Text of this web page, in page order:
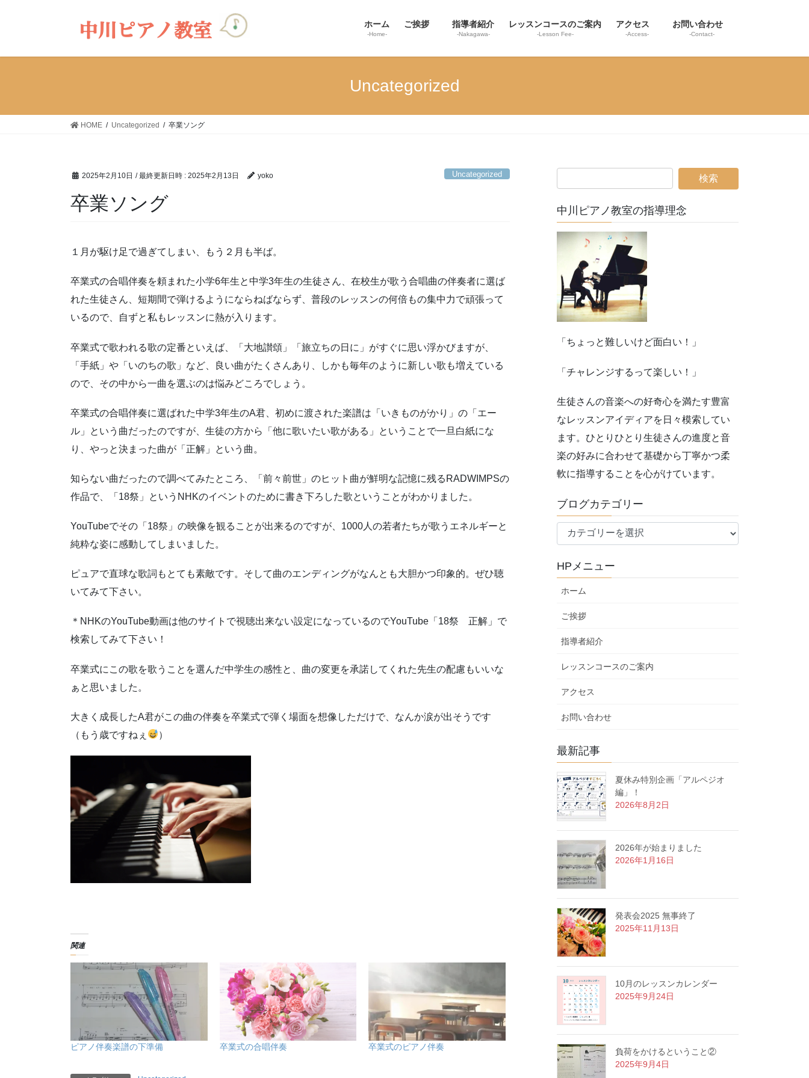
ホーム
-Home-
ご挨拶 指導者紹介
-Nakagawa-
レッスンコースのご案内
-Lesson Fee-
アクセス
-Access-
お問い合わせ
-Contact-
Uncategorized
HOME Uncategorized 卒業ソング
2025年2月10日 / 最終更新日時 : 2025年2月13日 yoko Uncategorized
卒業ソング
１月が駆け足で過ぎてしまい、もう２月も半ば。
卒業式の合唱伴奏を頼まれた小学6年生と中学3年生の生徒さん、在校生が歌う合唱曲の伴奏者に選ば
れた生徒さん、短期間で弾けるようにならねばならず、普段のレッスンの何倍もの集中力で頑張って
いるので、自ずと私もレッスンに熱が入ります。
卒業式で歌われる歌の定番といえば、「大地讃頌」「旅立ちの日に」がすぐに思い浮かびますが、
「手紙」や「いのちの歌」など、良い曲がたくさんあり、しかも毎年のように新しい歌も増えている
ので、その中から一曲を選ぶのは悩みどころでしょう。
卒業式の合唱伴奏に選ばれた中学3年生のA君、初めに渡された楽譜は「いきものがかり」の「エー
ル」という曲だったのですが、生徒の方から「他に歌いたい歌がある」ということで一旦白紙にな
り、やっと決まった曲が「正解」という曲。
知らない曲だったので調べてみたところ、「前々前世」のヒット曲が鮮明な記憶に残るRADWIMPSの
作品で、「18祭」というNHKのイベントのために書き下ろした歌ということがわかりました。
YouTubeでその「18祭」の映像を観ることが出来るのですが、1000人の若者たちが歌うエネルギーと
純粋な姿に感動してしまいました。
ピュアで直球な歌詞もとても素敵です。そして曲のエンディングがなんとも大胆かつ印象的。ぜひ聴
いてみて下さい。
＊NHKのYouTube動画は他のサイトで視聴出来ない設定になっているのでYouTube「18祭 正解」で
検索してみて下さい！
卒業式にこの歌を歌うことを選んだ中学生の感性と、曲の変更を承諾してくれた先生の配慮もいいな
ぁと思いました。
大きく成長したA君がこの曲の伴奏を卒業式で弾く場面を想像しただけで、なんか涙が出そうです
（もう歳ですねぇ
）
関連
ピアノ伴奏楽譜の下準備 卒業式の合唱伴奏 卒業式のピアノ伴奏
中川ピアノ教室の指導理念
「ちょっと難しいけど面白い！」
「チャレンジするって楽しい！」
生徒さんの音楽への好奇心を満たす豊富
なレッスンアイディアを日々模索してい
ます。ひとりひとり生徒さんの進度と音
楽の好みに合わせて基礎から丁寧かつ柔
軟に指導することを心がけています。
ブログカテゴリー
ロ
カ
テ
リ
HPメニュー
ホーム
ご挨拶
指導者紹介
レッスンコースのご案内
アクセス
お問い合わせ
最新記事
夏休み特別企画「アルペジオ
編」！
2026年8月2日
2026年が始まりました
2026年1月16日
発表会2025 無事終了
2025年11月13日
10月のレッスンカレンダー
2025年9月24日
負荷をかけるということ②
2025年9月4日